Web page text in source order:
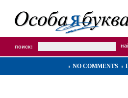
поиск:
NO COMMENTS